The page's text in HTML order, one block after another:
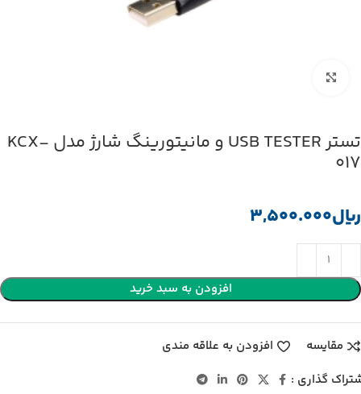
تستر USB TESTER و مانیتورینگ شارژ مدل KCX-
017
﷼
افزودن به سبد خرید
مقایسه
افزودن به علاقه مندی
گذاری :